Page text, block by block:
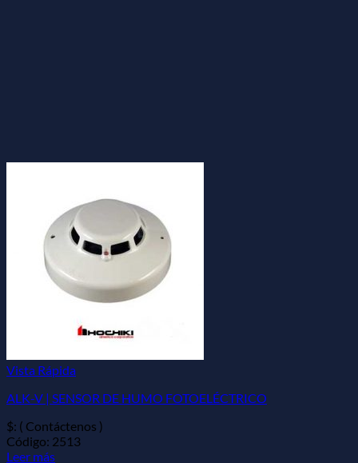
Vista Rápida
ALK-V | SENSOR DE HUMO FOTOELÉCTRICO
$: ( Contáctenos )
Código: 2513
Leer más